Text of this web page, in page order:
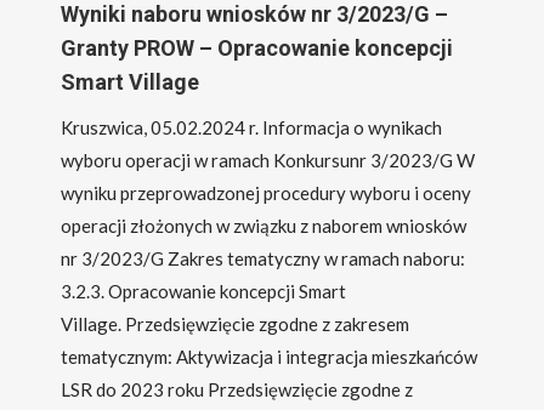
Wyniki naboru wniosków nr 3/2023/G –
Granty PROW – Opracowanie koncepcji
Smart Village
Kruszwica, 05.02.2024 r. Informacja o wynikach
wyboru operacji w ramach Konkursunr 3/2023/G W
wyniku przeprowadzonej procedury wyboru i oceny
operacji złożonych w związku z naborem wniosków
nr 3/2023/G Zakres tematyczny w ramach naboru:
3.2.3. Opracowanie koncepcji Smart
Village. Przedsięwzięcie zgodne z zakresem
tematycznym: Aktywizacja i integracja mieszkańców
LSR do 2023 roku Przedsięwzięcie zgodne z